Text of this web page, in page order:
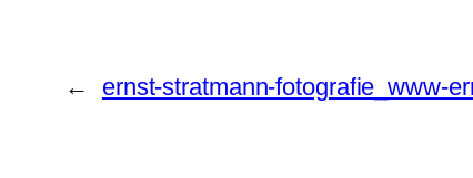
← ernst-stratmann-fotografie_www-